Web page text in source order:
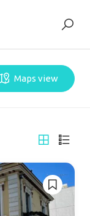
Maps view